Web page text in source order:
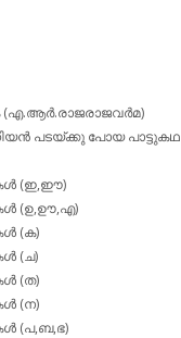
(എ.ആര്‍.രാജരാജവര്‍മ)
പടയ്‌ക്കു പോയ പാട്ടുകഥ
(ഇ,ഈ)
(ഉ,ഊ,എ)
(ക)
(ച)
(ത)
(ന)
(പ,ബ,ഭ)